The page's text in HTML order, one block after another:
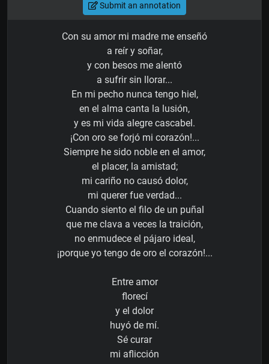
Submit an annotation
Con su amor mi madre me enseñó
a reír y soñar,
y con besos me alentó
a sufrir sin llorar...
En mi pecho nunca tengo hiel,
en el alma canta la lusión,
y es mi vida alegre cascabel.
¡Con oro se forjó mi corazón!...
Siempre he sido noble en el amor,
el placer, la amistad;
mi cariño no causó dolor,
mi querer fue verdad...
Cuando siento el filo de un puñal
que me clava a veces la traición,
no enmudece el pájaro ideal,
¡porque yo tengo de oro el corazón!...
Entre amor
florecí
y el dolor
huyó de mí.
Sé curar
mi aflicción